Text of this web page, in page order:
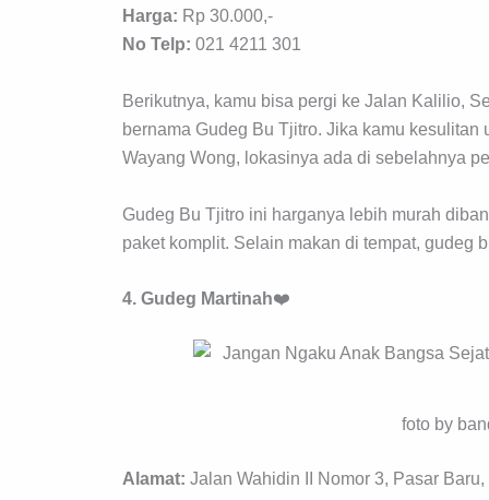
Harga: Rp 30.000,-
No Telp: 021 4211 301
Berikutnya, kamu bisa pergi ke Jalan Kalilio,
bernama Gudeg Bu Tjitro. Jika kamu
Wayang Wong, lokasinya ada di sebelahnya
Gudeg Bu Tjitro ini harganya lebih murah
paket komplit. Selain makan di tempat, gudeg
4. Gudeg Martinah❤️
foto by
Alamat: Jalan Wahidin II Nomor 3, Pasar